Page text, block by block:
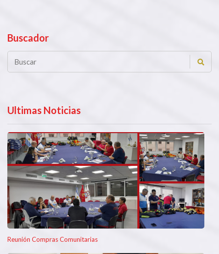
Buscador
Ultimas Noticias
Reunión Compras Comunitarias